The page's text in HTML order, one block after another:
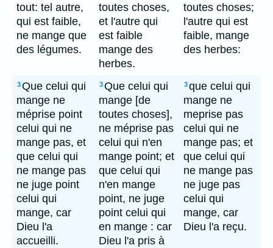
tout: tel autre,
qui est faible,
ne mange que
des légumes.
toutes choses,
et l'autre qui
est faible
mange des
herbes.
toutes choses;
l'autre qui est
faible, mange
des herbes:
3Que celui qui
mange ne
méprise point
celui qui ne
mange pas, et
que celui qui
ne mange pas
ne juge point
celui qui
mange, car
Dieu l'a
accueilli.
3Que celui qui
mange [de
toutes choses],
ne méprise pas
celui qui n'en
mange point; et
que celui qui
n'en mange
point, ne juge
point celui qui
en mange : car
Dieu l'a pris à
3que celui qui
mange ne
meprise pas
celui qui ne
mange pas; et
que celui qui
ne mange pas
ne juge pas
celui qui
mange, car
Dieu l'a reçu.